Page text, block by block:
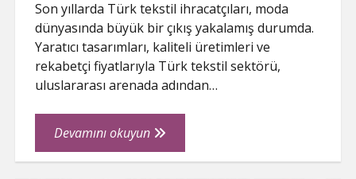
Son yıllarda Türk tekstil ihracatçıları, moda
dünyasında büyük bir çıkış yakalamış durumda.
Yaratıcı tasarımları, kaliteli üretimleri ve
rekabetçi fiyatlarıyla Türk tekstil sektörü,
uluslararası arenada adından…
Devamını okuyunTürk
Tekstil